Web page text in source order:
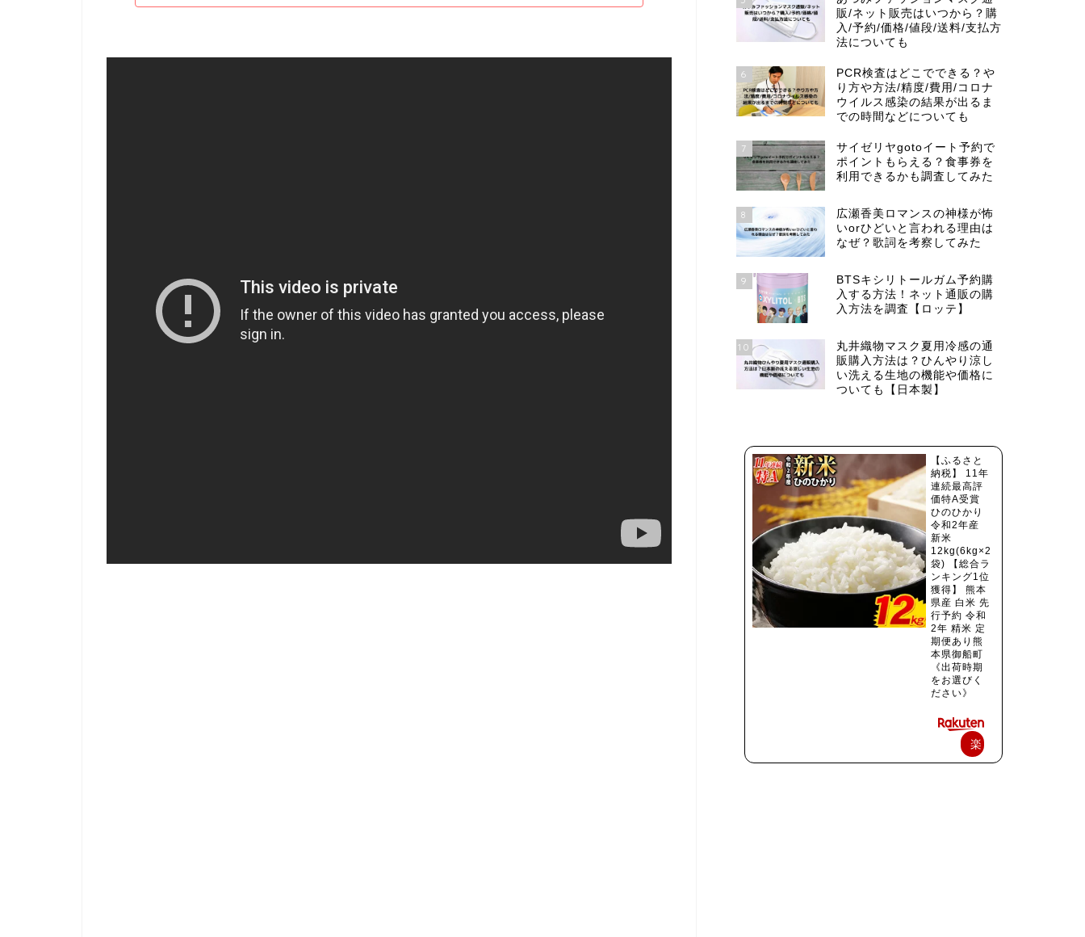
販/ネット販売はいつから？購
入/予約/価格/値段/送料/支払方
法についても
6
PCR検査はどこでできる？や
り方や方法/精度/費用/コロナ
ウイルス感染の結果が出るま
での時間などについても
7
サイゼリヤgotoイート予約で
ポイントもらえる？食事券を
利用できるかも調査してみた
8
広瀬香美ロマンスの神様が怖
いorひどいと言われる理由は
なぜ？歌詞を考察してみた
9
BTSキシリトールガム予約購
入する方法！ネット通販の購
入方法を調査【ロッテ】
10
丸井織物マスク夏用冷感の通
販購入方法は？ひんやり涼し
い洗える生地の機能や価格に
ついても【日本製】
【ふるさと
納税】 11年
連続最高評
価特A受賞
ひのひかり
令和2年産
新米
12kg(6kg×2
袋) 【総合ラ
ンキング1位
獲得】 熊本
県産 白米 先
行予約 令和
2年 精米 定
期便あり熊
本県御船町
《出荷時期
をお選びく
ださい》
楽